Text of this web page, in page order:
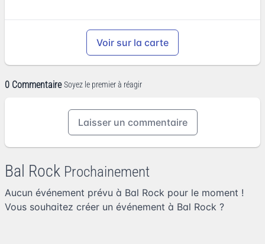
Voir sur la carte
0 Commentaire Soyez le premier à réagir
Laisser un commentaire
Bal Rock Prochainement
Aucun événement prévu à Bal Rock pour le moment !
Vous souhaitez créer un événement à Bal Rock ?